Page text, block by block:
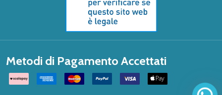
Metodi di Pagamento Accettati